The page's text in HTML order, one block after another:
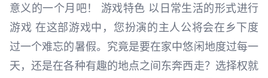
意义的一个月吧！ 游戏特色 以日常生活的形式进行
游戏 在这部游戏中，您扮演的主人公将会在乡下度
过一个难忘的暑假。究竟是要在家中悠闲地度过每一
天，还是在各种有趣的地点之间东奔西走？选择权就